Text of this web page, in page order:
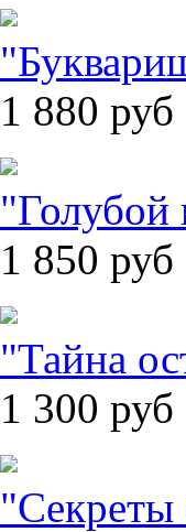
1 880 руб
"Голубой
1 850 руб
"Тайна
1 300 руб